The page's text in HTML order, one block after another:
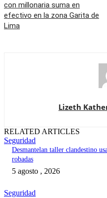
con millonaria suma en
efectivo en la zona Garita de
Lima
Lizeth
RELATED ARTICLES
Seguridad
Desmantelan taller clandestino
robadas
5 agosto , 2026
Seguridad